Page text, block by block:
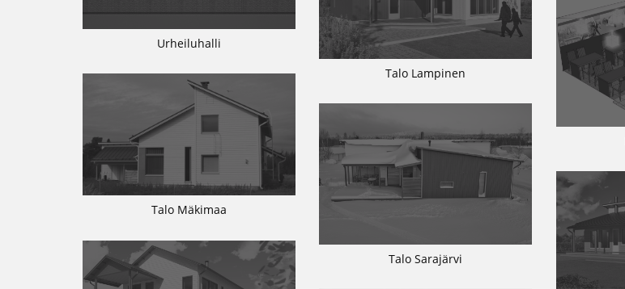
Urheiluhalli
Talo Lampinen
Talo Mäkimaa
Talo Sarajärvi